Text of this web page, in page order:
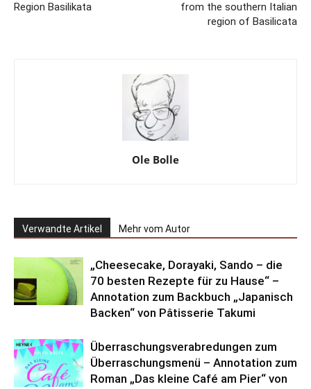
Region Basilikata
from the southern Italian
region of Basilicata
Ole Bolle
Verwandte Artikel Mehr vom Autor
„Cheesecake, Dorayaki, Sando – die
70 besten Rezepte für zu Hause“ –
Annotation zum Backbuch „Japanisch
Backen“ von Pâtisserie Takumi
Überraschungsverabredungen zum
Überraschungsmenü – Annotation zum
Roman „Das kleine Café am Pier“ von